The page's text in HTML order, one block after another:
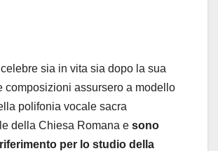
sia in vita sia dopo la sua
composizioni assursero a modello
polifonia vocale sacra
della Chiesa Romana e sono
per lo studio della